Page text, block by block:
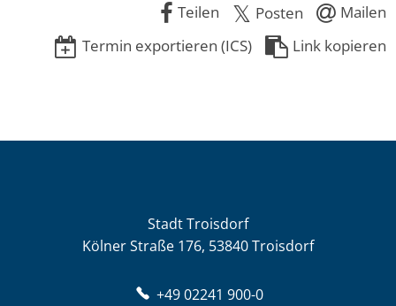
Teilen
Posten
Mailen
Termin exportieren (ICS)
Link kopieren
Stadt Troisdorf
Kölner Straße 176, 53840 Troisdorf
+49 02241 900-0